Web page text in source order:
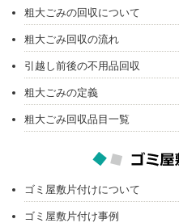
粗大ごみの回収について
粗大ごみ回収の流れ
引越し前後の不用品回収
粗大ごみの定義
粗大ごみ回収品目一覧
ゴミ屋敷片付けについて
ゴミ屋敷片付け事例